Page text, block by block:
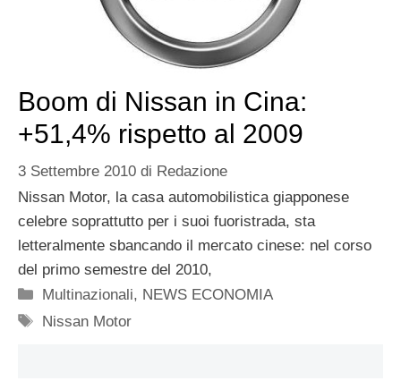
Boom di Nissan in Cina:
+51,4% rispetto al 2009
3 Settembre 2010 di Redazione
Nissan Motor, la casa automobilistica giapponese
celebre soprattutto per i suoi fuoristrada, sta
letteralmente sbancando il mercato cinese: nel corso
del primo semestre del 2010,
Categorie
Multinazionali, NEWS ECONOMIA
Tag
Nissan Motor